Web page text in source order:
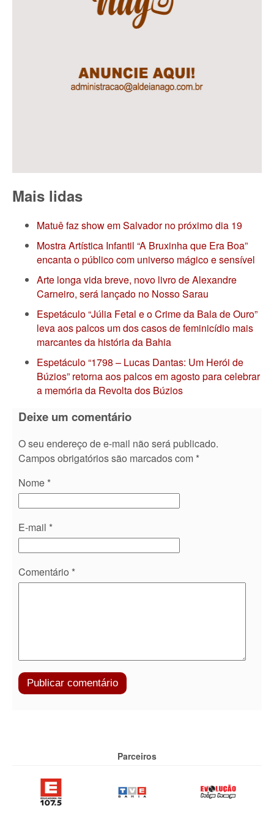
Mais lidas
Matuê faz show em Salvador no próximo dia 19
Mostra Artística Infantil “A Bruxinha que Era Boa”
encanta o público com universo mágico e sensível
Arte longa vida breve, novo livro de Alexandre
Carneiro, será lançado no Nosso Sarau
Espetáculo “Júlia Fetal e o Crime da Bala de Ouro”
leva aos palcos um dos casos de feminicídio mais
marcantes da história da Bahia
Espetáculo “1798 – Lucas Dantas: Um Herói de
Búzios” retorna aos palcos em agosto para celebrar
a memória da Revolta dos Búzios
Deixe um comentário
O seu endereço de e-mail não será publicado.
Campos obrigatórios são marcados com *
Nome *
E-mail *
Comentário *
Parceiros